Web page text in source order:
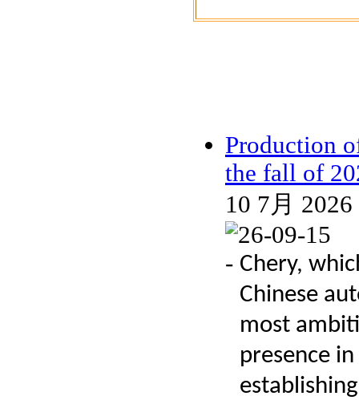
Production
the fall of
10 7月 2026
- Chery,
Chinese
most
presence